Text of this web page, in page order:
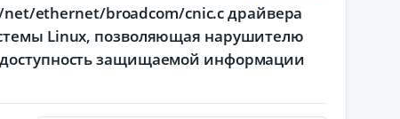
net/ethernet/broadcom/cnic.c драйвера
Linux, позволяющая нарушителю
доступность защищаемой информации